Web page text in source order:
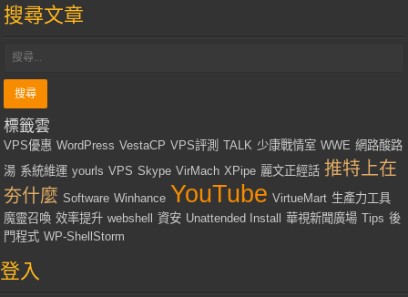
搜尋文章
標籤雲
VPS優惠 WordPress VestaCP VPS評測 TALK 少康戰情室 WWE 網路酸路
湯 系統維運 yourls VPS Skype VirMach XPipe 麗文正經話 推特上在
夯什麼 Software Winhance YouTube VirtueMart 生產力工具
魔靈召喚 效率提升 webshell 資安 Unattended Install 華視新聞廣場 Tips 後
門程式 WP-ShellStorm
登入